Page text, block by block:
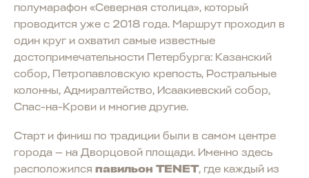
полумарафон «Северная столица», который
проводится уже с 2018 года. Маршрут проходил в
один круг и охватил самые известные
достопримечательности Петербурга: Казанский
собор, Петропавловскую крепость, Ростральные
колонны, Адмиралтейство, Исаакиевский собор,
Спас-на-Крови и многие другие.
Старт и финиш по традиции были в самом центре
города — на Дворцовой площади. Именно здесь
расположился павильон TENET, где каждый из